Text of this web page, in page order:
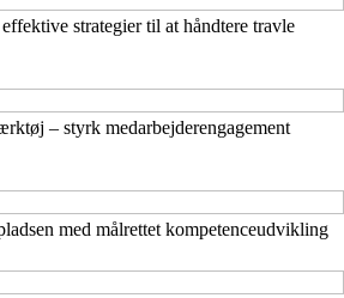
strategier til at håndtere travle
– styrk medarbejderengagement
med målrettet kompetenceudvikling